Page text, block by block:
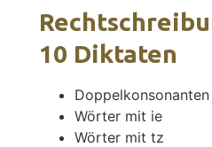
10 Diktaten
Doppelkonsonanten
Wörter mit ie
Wörter mit tz